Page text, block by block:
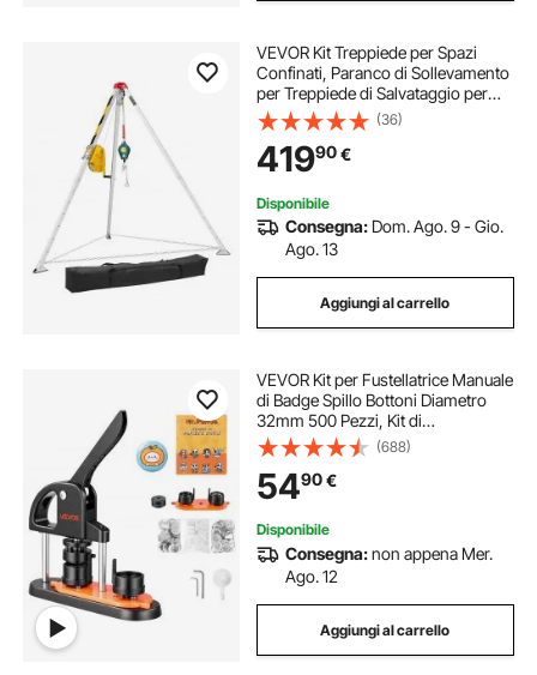
VEVOR Kit Treppiede per Spazi
Confinati, Paranco di Sollevamento
per Treppiede di Salvataggio per
Impieghi Gravosi, Verricello da 1179
kg, Lunghezza Gambe Regolabili da
1,34 a 2,15 m, Cavo da 30 m
(36)
41990€
Disponibile
Consegna: Dom. Ago. 9 - Gio.
Ago. 13
Aggiungi al carrello
VEVOR Kit per Fustellatrice Manuale
di Badge Spillo Bottoni Diametro
32mm 500 Pezzi, Kit di
Punzonatrice Manuale in Plastica
per Badge Spillo Fai-da-te con
Accessori Completi Modelli da
Diametro 32mm
(688)
5490€
Disponibile
Consegna:non appena Mer.
Ago. 12
Aggiungi al carrello